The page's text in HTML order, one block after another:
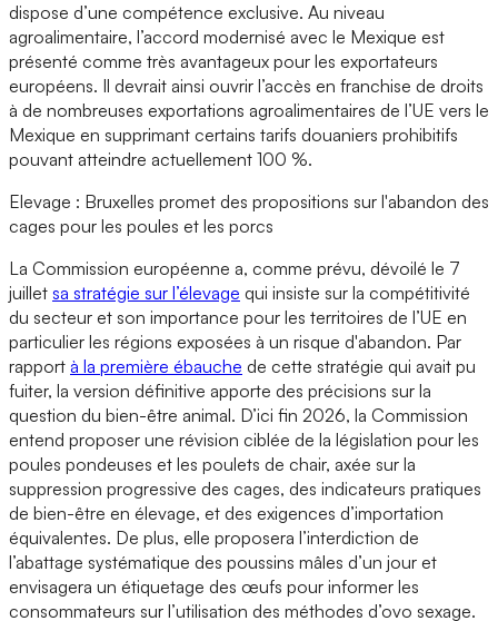
dispose d’une compétence exclusive. Au niveau
agroalimentaire, l’accord modernisé avec le Mexique est
présenté comme très avantageux pour les exportateurs
européens. Il devrait ainsi ouvrir l’accès en franchise de droits
à de nombreuses exportations agroalimentaires de l’UE vers le
Mexique en supprimant certains tarifs douaniers prohibitifs
pouvant atteindre actuellement 100 %.
Elevage : Bruxelles promet des propositions sur l'abandon des
cages pour les poules et les porcs
La Commission européenne a, comme prévu, dévoilé le 7
juillet sa stratégie sur l’élevage qui insiste sur la compétitivité
du secteur et son importance pour les territoires de l’UE en
particulier les régions exposées à un risque d'abandon. Par
rapport à la première ébauche de cette stratégie qui avait pu
fuiter, la version définitive apporte des précisions sur la
question du bien-être animal. D’ici fin 2026, la Commission
entend proposer une révision ciblée de la législation pour les
poules pondeuses et les poulets de chair, axée sur la
suppression progressive des cages, des indicateurs pratiques
de bien-être en élevage, et des exigences d’importation
équivalentes. De plus, elle proposera l’interdiction de
l’abattage systématique des poussins mâles d’un jour et
envisagera un étiquetage des œufs pour informer les
consommateurs sur l’utilisation des méthodes d’ovo sexage.